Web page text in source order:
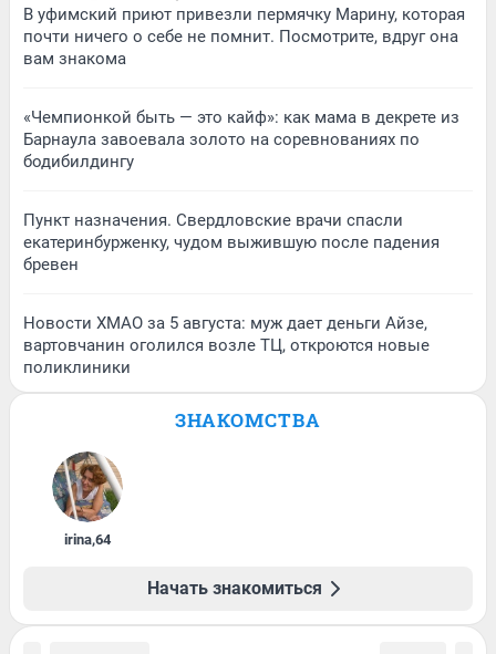
В уфимский приют привезли пермячку Марину, которая
почти ничего о себе не помнит. Посмотрите, вдруг она
вам знакома
«Чемпионкой быть — это кайф»: как мама в декрете из
Барнаула завоевала золото на соревнованиях по
бодибилдингу
Пункт назначения. Свердловские врачи спасли
екатеринбурженку, чудом выжившую после падения
бревен
Новости ХМАО за 5 августа: муж дает деньги Айзе,
вартовчанин оголился возле ТЦ, откроются новые
поликлиники
ЗНАКОМСТВА
irina,64
Начать знакомиться